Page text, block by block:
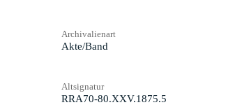
Archivalienart
Akte/Band
Altsignatur
RRA70-80.XXV.1875.5